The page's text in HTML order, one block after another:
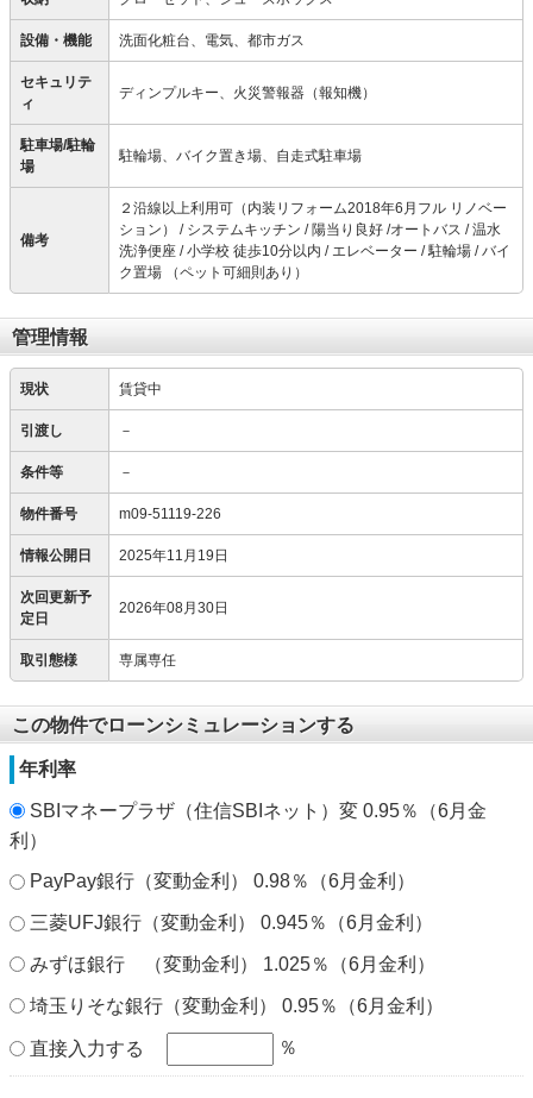
設備・機能 洗面化粧台、電気、都市ガス
セキュリテ
ィ
ディンプルキー、火災警報器（報知機）
駐車場/駐輪
場
駐輪場、バイク置き場、自走式駐車場
備考
２沿線以上利用可（内装リフォーム2018年6月フル リノベー
ション） / システムキッチン / 陽当り良好 /オートバス / 温水
洗浄便座 / 小学校 徒歩10分以内 / エレベーター / 駐輪場 / バイ
ク置場 （ペット可細則あり）
管理情報
現状 賃貸中
引渡し －
条件等 －
物件番号 m09-51119-226
情報公開日 2025年11月19日
次回更新予
定日
2026年08月30日
取引態様 専属専任
この物件でローンシミュレーションする
年利率
SBIマネープラザ（住信SBIネット）変 0.95％（6月金
利）
PayPay銀行（変動金利） 0.98％（6月金利）
三菱UFJ銀行（変動金利） 0.945％（6月金利）
みずほ銀行 （変動金利） 1.025％（6月金利）
埼玉りそな銀行（変動金利） 0.95％（6月金利）
直接入力する ％